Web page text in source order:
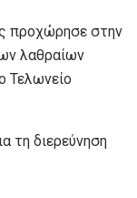
προχώρησε στην
λαθραίων
Τελωνείο
τη διερεύνηση